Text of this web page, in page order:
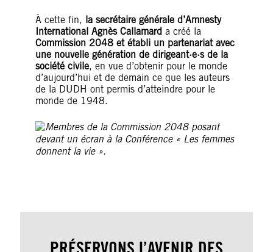
À cette fin, la secrétaire générale d’Amnesty
International Agnès Callamarda créé la
Commission 2048 et établi un partenariat avec
une nouvelle génération de dirigeant·e·s de la
société civile, en vue d’obtenir pour le monde
d’aujourd’hui et de demain ce que les auteurs
de la DUDH ont permis d’atteindre pour le
monde de 1948.